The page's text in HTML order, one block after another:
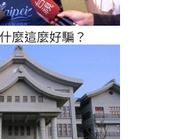
麼這麼好騙？